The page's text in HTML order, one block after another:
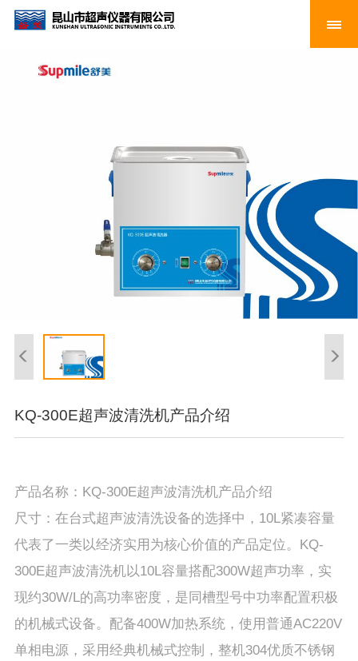
KQ-300E超声波清洗机产品介绍
产品名称：KQ-300E超声波清洗机产品介绍
尺寸：在台式超声波清洗设备的选择中，10L紧凑容量
代表了一类以经济实用为核心价值的产品定位。KQ-
300E超声波清洗机以10L容量搭配300W超声功率，实
现约30W/L的高功率密度，是同槽型号中功率配置积极
的机械式设备。配备400W加热系统，使用普通AC220V
单相电源，采用经典机械式控制，整机304优质不锈钢